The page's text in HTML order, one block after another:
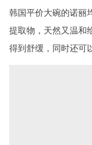
韩国平价大碗的诺丽
提取物，天然又温和
得到舒缓，同时还可